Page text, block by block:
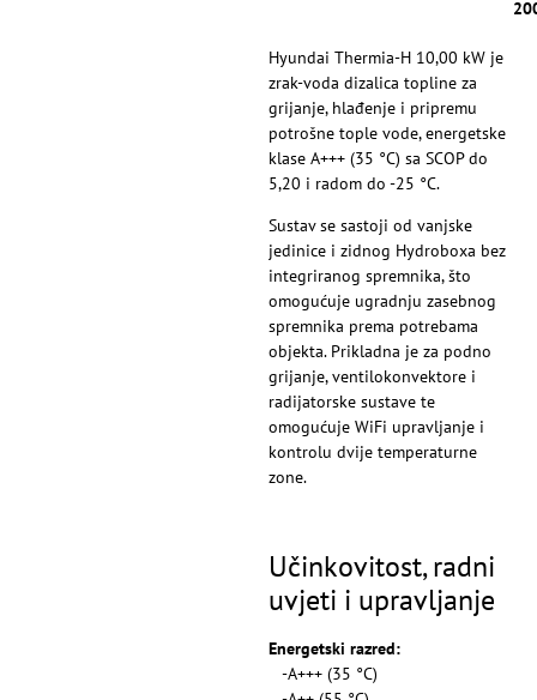
Hyundai Thermia-H 10,00 kW je
zrak-voda dizalica topline za
grijanje, hlađenje i pripremu
potrošne tople vode, energetske
klase A+++ (35 °C) sa SCOP do
5,20 i radom do -25 °C.
Sustav se sastoji od vanjske
jedinice i zidnog Hydroboxa bez
integriranog spremnika, što
omogućuje ugradnju zasebnog
spremnika prema potrebama
objekta. Prikladna je za podno
grijanje, ventilokonvektore i
radijatorske sustave te
omogućuje WiFi upravljanje i
kontrolu dvije temperaturne
zone.
Učinkovitost, radni
uvjeti i upravljanje
Energetski razred:
-A+++ (35 °C)